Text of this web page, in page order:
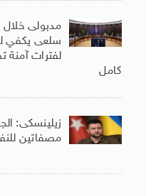
مدبولى خلال
سلعى يكفي
لفترات
كامل
زيلينسكى:
مصفاتين